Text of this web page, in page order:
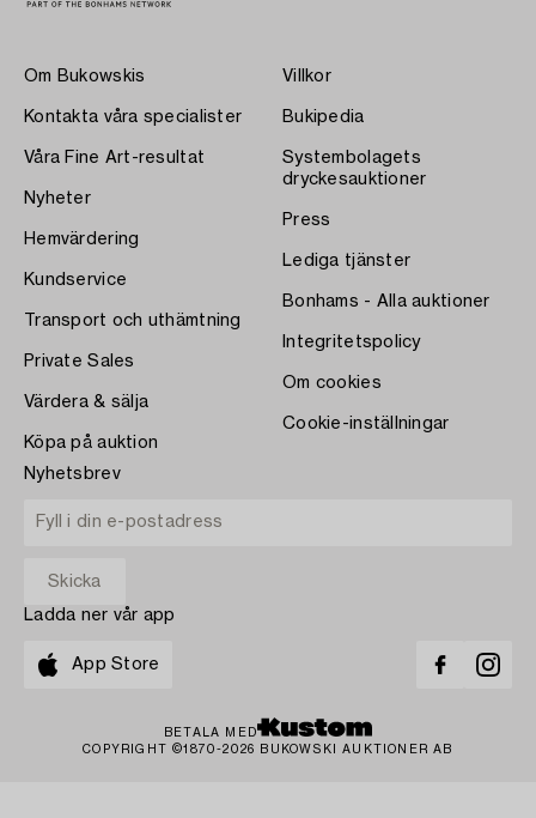
Om Bukowskis
Kontakta våra specialister
Våra Fine Art-resultat
Nyheter
Hemvärdering
Kundservice
Transport och uthämtning
Private Sales
Värdera & sälja
Köpa på auktion
Villkor
Bukipedia
Systembolagets
dryckesauktioner
Press
Lediga tjänster
Bonhams - Alla auktioner
Integritetspolicy
Om cookies
Cookie-inställningar
Nyhetsbrev
Ladda ner vår app
App Store
BETALA MED
COPYRIGHT ©1870-2026 BUKOWSKI AUKTIONER AB